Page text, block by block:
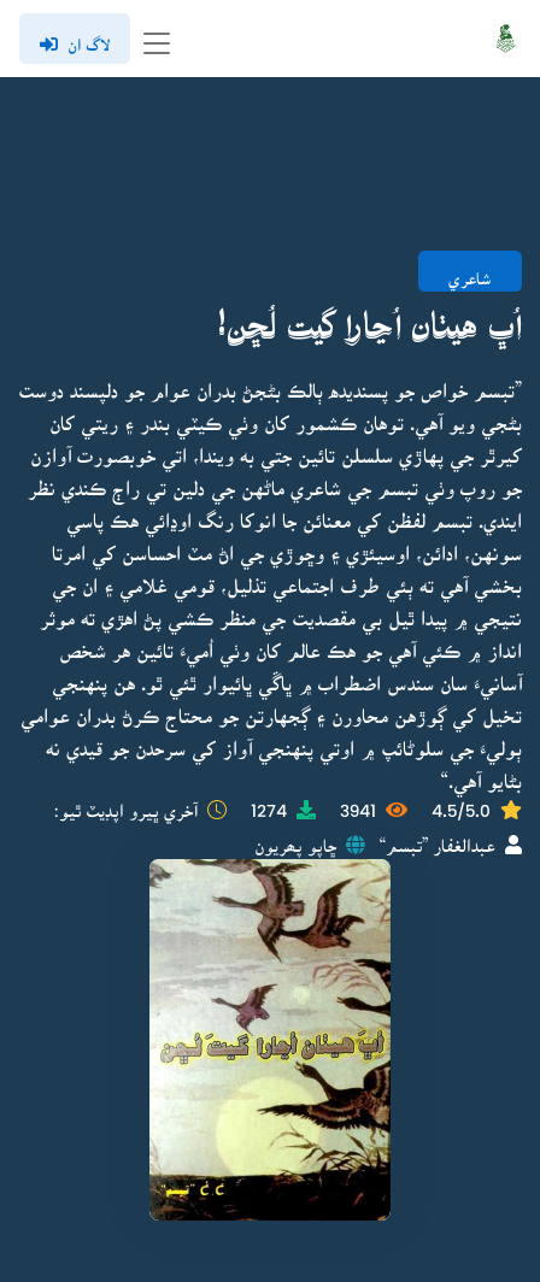
لاگ ان
شاعري
اُڀ هيٺان اُڃارا گيت لُڇن!
”تبسم خواص جو پسنديده ٻالڪ بڻجڻ بدران عوام جو دلپسند دوست
بڻجي ويو آهي. توهان ڪشمور کان وٺي ڪيٽي بندر ۽ ريتي کان
کيرٿر جي پهاڙي سلسلن تائين جتي به ويندا، اتي خوبصورت آوازن
جو روپ وٺي تبسم جي شاعري ماڻهن جي دلين تي راڄ ڪندي نظر
ايندي. تبسم لفظن کي معنائن جا انوکا رنگ اوڍائي هڪ پاسي
سونهن، ادائن، اوسيئڙي ۽ وڇوڙي جي اڻ مٽ احساسن کي امرتا
بخشي آهي ته ٻئي طرف اجتماعي تذليل، قومي غلامي ۽ ان جي
نتيجي ۾ پيدا ٿيل بي مقصديت جي منظر ڪشي پڻ اهڙي ته موثر
انداز ۾ ڪئي آهي جو هڪ عالم کان وٺي اُميءَ تائين هر شخص
آسانيءَ سان سندس اضطراب ۾ ڀاڱي ڀائيوار ٿئي ٿو. هن پنهنجي
تخيل کي ڳوڙهن محاورن ۽ ڳجهارتن جو محتاج ڪرڻ بدران عوامي
ٻوليءَ جي سلوڻائپ ۾ اوتي پنهنجي آواز کي سرحدن جو قيدي نه
بڻايو آهي.“
4.5/5.0
3941
1274 آخري ڀيرو اپڊيٽ ٿيو:
عبدالغفار ”تبسم“ ڇاپو پھريون